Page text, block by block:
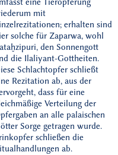
eine Tieropferung
mit
erhalten sind
solche für Zaparwa, wohl
den Sonnengott
die Ilaliyant-Gottheiten.
Schlachtopfer schließt
Rezitation ab, aus der
dass für eine
Verteilung der
an alle palaischen
Sorge getragen wurde.
schließen die
ab.